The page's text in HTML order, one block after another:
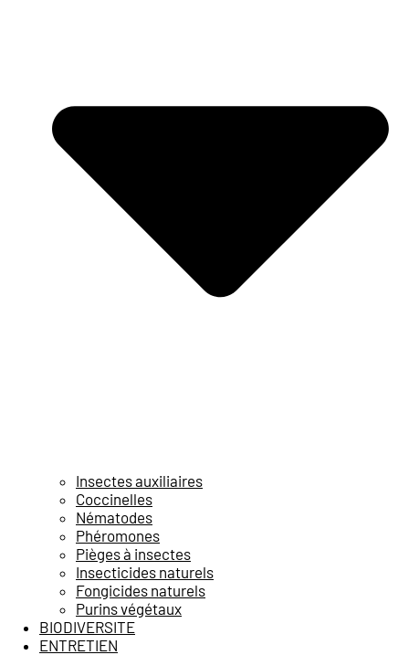
Insectes auxiliaires
Coccinelles
Nématodes
Phéromones
Pièges à insectes
Insecticides naturels
Fongicides naturels
Purins végétaux
BIODIVERSITE
ENTRETIEN